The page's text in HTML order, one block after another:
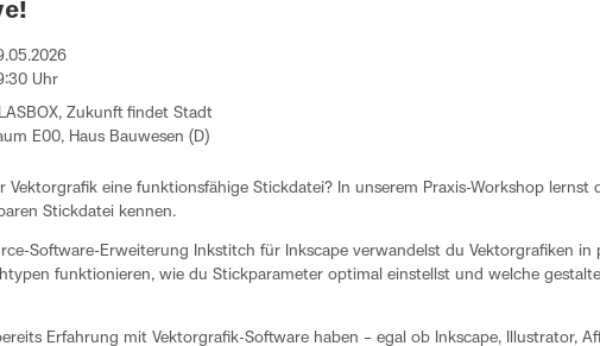
Uhr
Zukunft findet Stadt
E00, Haus Bauwesen (D)
Vektorgrafik eine funktionsfähige Stickdatei? In unserem Praxis-Workshop
Stickdatei kennen.
Software-Erweiterung Inkstitch für Inkscape verwandelst du Vektorgrafiken
funktionieren, wie du Stickparameter optimal einstellst und welche
Erfahrung mit Vektorgrafik-Software haben – egal ob Inkscape, Illustrator,